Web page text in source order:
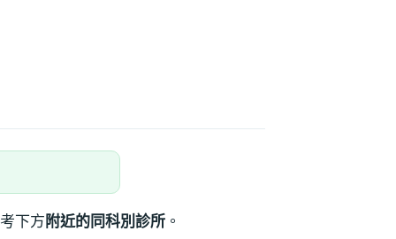
下方 附近的同科別診所 。